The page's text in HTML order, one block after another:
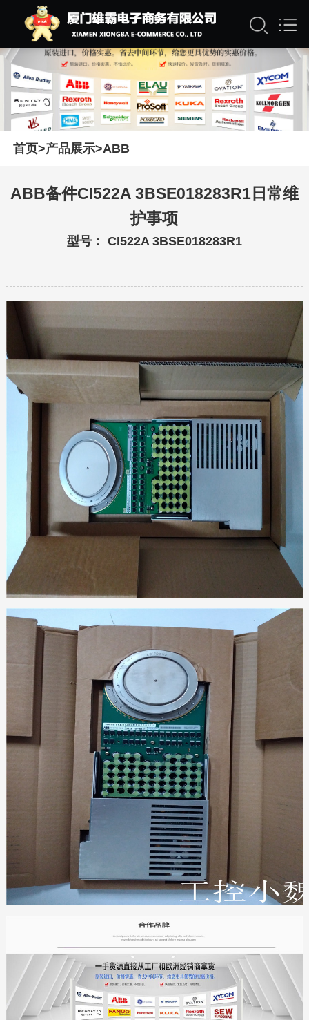
首页>产品展示>ABB
ABB备件CI522A 3BSE018283R1日常维
护事项
型号： CI522A 3BSE018283R1